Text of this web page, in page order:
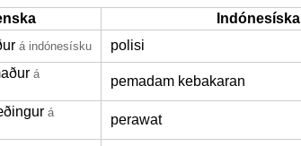
Indónesíska
á indónesísku
polisi
á
pemadam kebakaran
á
perawat